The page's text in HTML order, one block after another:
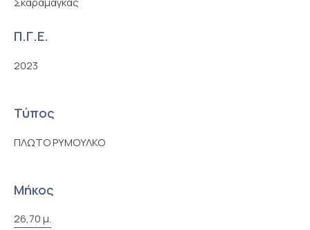
Π.Γ.Ε.
2023
Τύπος
ΠΛΩΤΟ ΡΥΜΟΥΛΚΟ
Μήκος
26,70 μ.